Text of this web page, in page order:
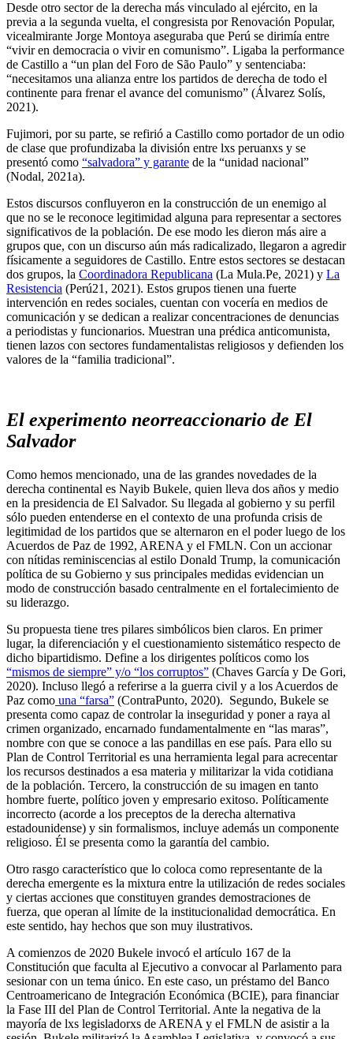
Desde otro sector de la derecha más vinculado al ejército, en la
previa a la segunda vuelta, el congresista por Renovación Popular,
vicealmirante Jorge Montoya aseguraba que Perú se dirimía entre
“vivir en democracia o vivir en comunismo”. Ligaba la performance
de Castillo a “un plan del Foro de São Paulo” y sentenciaba:
“necesitamos una alianza entre los partidos de derecha de todo el
continente para frenar el avance del comunismo” (Álvarez Solís,
2021).
Fujimori, por su parte, se refirió a Castillo como portador de un odio
de clase que profundizaba la división entre lxs peruanxs y se
presentó como “salvadora” y garante de la “unidad nacional”
(Nodal, 2021a).
Estos discursos confluyeron en la construcción de un enemigo al
que no se le reconoce legitimidad alguna para representar a sectores
significativos de la población. De ese modo les dieron más aire a
grupos que, con un discurso aún más radicalizado, llegaron a agredir
físicamente a seguidores de Castillo. Entre estos sectores se destacan
dos grupos, la Coordinadora Republicana (La Mula.Pe, 2021) y La
Resistencia (Perú21, 2021). Estos grupos tienen una fuerte
intervención en redes sociales, cuentan con vocería en medios de
comunicación y se dedican a realizar concentraciones de denuncias
a periodistas y funcionarios. Muestran una prédica anticomunista,
tienen lazos con sectores fundamentalistas religiosos y defienden los
valores de la “familia tradicional”.
El experimento neorreaccionario de El
Salvador
Como hemos mencionado, una de las grandes novedades de la
derecha continental es Nayib Bukele, quien lleva dos años y medio
en la presidencia de El Salvador. Su llegada al gobierno y su perfil
sólo pueden entenderse en el contexto de una profunda crisis de
legitimidad de los partidos que se alternaron en el poder luego de los
Acuerdos de Paz de 1992, ARENA y el FMLN. Con un accionar
con nítidas reminiscencias al estilo Donald Trump, la comunicación
política de su Gobierno y sus principales medidas evidencian un
modo de construcción basado centralmente en el fortalecimiento de
su liderazgo.
Su propuesta tiene tres pilares simbólicos bien claros. En primer
lugar, la diferenciación y el cuestionamiento sistemático respecto de
dicho bipartidismo. Define a los dirigentes políticos como los
“mismos de siempre” y/o “los corruptos” (Chaves García y De Gori,
2020). Incluso llegó a referirse a la guerra civil y a los Acuerdos de
Paz como una “farsa” (ContraPunto, 2020). Segundo, Bukele se
presenta como capaz de controlar la inseguridad y poner a raya al
crimen organizado, encarnado fundamentalmente en “las maras”,
nombre con que se conoce a las pandillas en ese país. Para ello su
Plan de Control Territorial es una herramienta legal para acrecentar
los recursos destinados a esa materia y militarizar la vida cotidiana
de la población. Tercero, la construcción de su imagen en tanto
hombre fuerte, político joven y empresario exitoso. Políticamente
incorrecto (acorde a los preceptos de la derecha alternativa
estadounidense) y sin formalismos, incluye además un componente
religioso. Él se presenta como la garantía del cambio.
Otro rasgo característico que lo coloca como representante de la
derecha emergente es la mixtura entre la utilización de redes sociales
y ciertas acciones que constituyen grandes demostraciones de
fuerza, que operan al límite de la institucionalidad democrática. En
este sentido, hay hechos que son muy ilustrativos.
A comienzos de 2020 Bukele invocó el artículo 167 de la
Constitución que faculta al Ejecutivo a convocar al Parlamento para
sesionar con un tema único. En este caso, un préstamo del Banco
Centroamericano de Integración Económica (BCIE), para financiar
la Fase III del Plan de Control Territorial. Ante la negativa de la
mayoría de lxs legisladorxs de ARENA y el FMLN de asistir a la